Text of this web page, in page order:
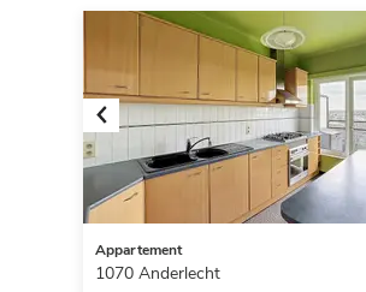
Previous
Appartement
1070 Anderlecht